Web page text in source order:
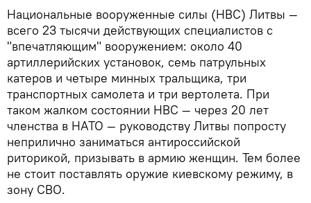
Национальные вооруженные силы (НВС) Литвы —
всего 23 тысячи действующих специалистов с
"впечатляющим" вооружением: около 40
артиллерийских установок, семь патрульных
катеров и четыре минных тральщика, три
транспортных самолета и три вертолета. При
таком жалком состоянии НВС — через 20 лет
членства в НАТО — руководству Литвы попросту
неприлично заниматься антироссийской
риторикой, призывать в армию женщин. Тем более
не стоит поставлять оружие киевскому режиму, в
зону СВО.